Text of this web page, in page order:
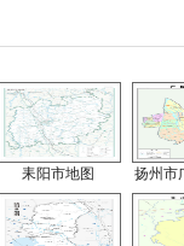
耒阳市地图 扬州市